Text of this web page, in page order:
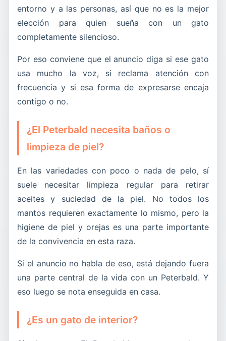
entorno y a las personas, así que no es la mejor
elección para quien sueña con un gato
completamente silencioso.
Por eso conviene que el anuncio diga si ese gato
usa mucho la voz, si reclama atención con
frecuencia y si esa forma de expresarse encaja
contigo o no.
¿El Peterbald necesita baños o
limpieza de piel?
En las variedades con poco o nada de pelo, sí
suele necesitar limpieza regular para retirar
aceites y suciedad de la piel. No todos los
mantos requieren exactamente lo mismo, pero la
higiene de piel y orejas es una parte importante
de la convivencia en esta raza.
Si el anuncio no habla de eso, está dejando fuera
una parte central de la vida con un Peterbald. Y
eso luego se nota enseguida en casa.
¿Es un gato de interior?